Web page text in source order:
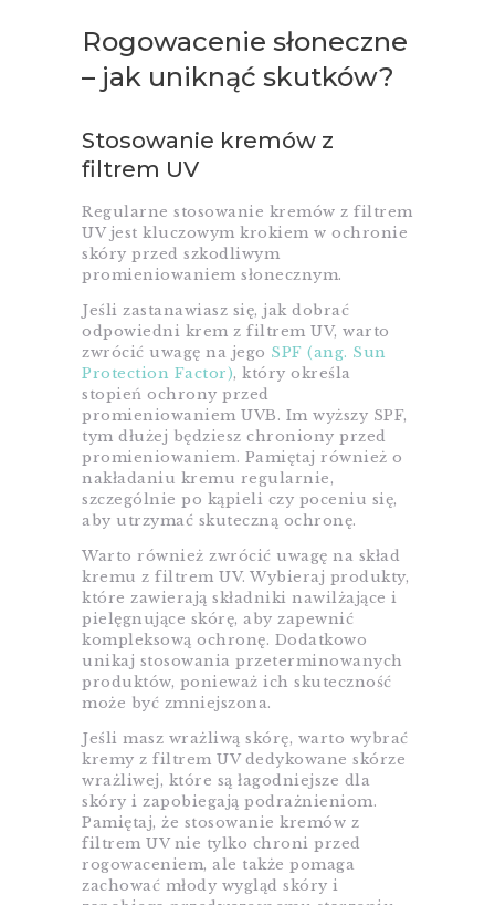
Rogowacenie słoneczne
– jak uniknąć skutków?
Stosowanie kremów z
filtrem UV
Regularne stosowanie kremów z filtrem
UV jest kluczowym krokiem w ochronie
skóry przed szkodliwym
promieniowaniem słonecznym.
Jeśli zastanawiasz się, jak dobrać
odpowiedni krem z filtrem UV, warto
zwrócić uwagę na jego SPF (ang. Sun
Protection Factor), który określa
stopień ochrony przed
promieniowaniem UVB. Im wyższy SPF,
tym dłużej będziesz chroniony przed
promieniowaniem. Pamiętaj również o
nakładaniu kremu regularnie,
szczególnie po kąpieli czy poceniu się,
aby utrzymać skuteczną ochronę.
Warto również zwrócić uwagę na skład
kremu z filtrem UV. Wybieraj produkty,
które zawierają składniki nawilżające i
pielęgnujące skórę, aby zapewnić
kompleksową ochronę. Dodatkowo
unikaj stosowania przeterminowanych
produktów, ponieważ ich skuteczność
może być zmniejszona.
Jeśli masz wrażliwą skórę, warto wybrać
kremy z filtrem UV dedykowane skórze
wrażliwej, które są łagodniejsze dla
skóry i zapobiegają podrażnieniom.
Pamiętaj, że stosowanie kremów z
filtrem UV nie tylko chroni przed
rogowaceniem, ale także pomaga
zachować młody wygląd skóry i